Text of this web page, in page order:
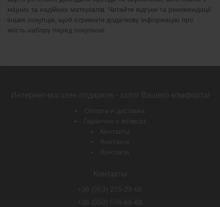
міцних та надійних матеріалів. Читайте відгуки та рекомендації
інших покупців, щоб отримати додаткову інформацію про
якість набору перед покупкою.